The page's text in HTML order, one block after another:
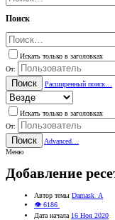
Поиск
Искать только в заголовках
От:
Поиск Расширенный поиск…
Искать только в заголовках
От:
Поиск
Advanced…
Меню
Добавление
Автор темы Damask_A
👁 6186
Дата начала 16 Ноя 2020